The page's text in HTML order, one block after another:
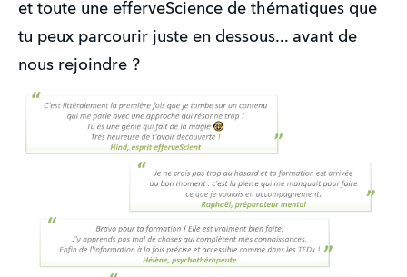
et toute une efferveScience de thématiques que
tu peux parcourir juste en dessous... avant de
nous rejoindre ?